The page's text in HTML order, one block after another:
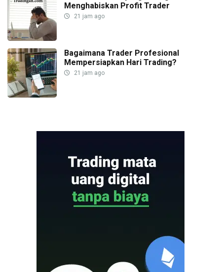
Menghabiskan Profit Trader
21 jam ago
Bagaimana Trader Profesional
Mempersiapkan Hari Trading?
21 jam ago